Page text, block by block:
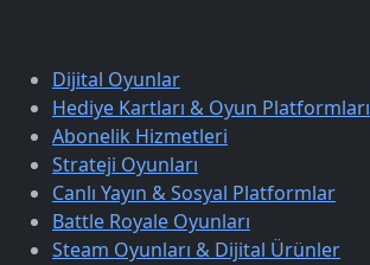
Dijital Oyunlar
Hediye Kartları & Oyun Platformları
Abonelik Hizmetleri
Strateji Oyunları
Canlı Yayın & Sosyal Platformlar
Battle Royale Oyunları
Steam Oyunları & Dijital Ürünler